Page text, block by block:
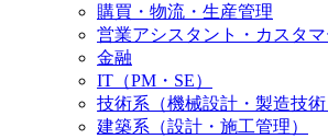
購買・物流・生産管理
営業アシスタント・カスタ
金融
IT（PM・SE）
技術系（機械設計・製造技術
建築系（設計・施工管理）